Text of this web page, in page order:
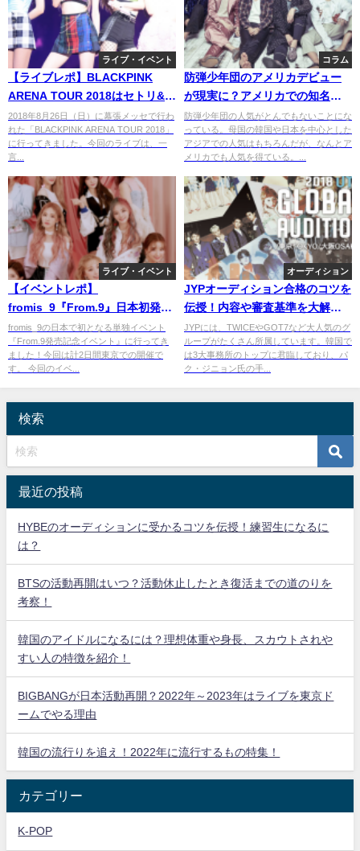
ライブ・イベント
【ライブレポ】BLACKPINK
ARENA TOUR 2018はセトリ&構
成も完璧な神ライブだった。
2018年8月26日（日）に幕張メッセで行わ
れた「BLACKPINK ARENA TOUR 2018」
に行ってきました。今回のライブは、一
言...
コラム
防弾少年団のアメリカデビュー
が現実に？アメリカでの知名度
急上昇！人気が止まらない。
防弾少年団の人気がとんでもないことにな
っている。母国の韓国や日本を中心とした
アジアでの人気はもちろんだが、なんとア
メリカでも人気を得ている。...
ライブ・イベント
【イベントレポ】
fromis_9『From.9』日本初発売
記念サイン&撮影会に行ってき
た！
fromis_9の日本で初となる単独イベント
『From.9発売記念イベント』に行ってき
ました！今回は計2日間東京での開催で
す。 今回のイベ...
オーディション
JYPオーディション合格のコツを
伝授！内容や審査基準を大解
剖！
JYPには、TWICEやGOT7など大人気のグ
ループがたくさん所属しています。韓国で
は3大事務所のトップに君臨しており、パ
ク・ジニョン氏の手...
検索
最近の投稿
HYBEのオーディションに受かるコツを伝授！練習生になるに
は？
BTSの活動再開はいつ？活動休止したとき復活までの道のりを
考察！
韓国のアイドルになるには？理想体重や身長、スカウトされや
すい人の特徴を紹介！
BIGBANGが日本活動再開？2022年～2023年はライブを東京ド
ームでやる理由
韓国の流行りを追え！2022年に流行するもの特集！
カテゴリー
K-POP